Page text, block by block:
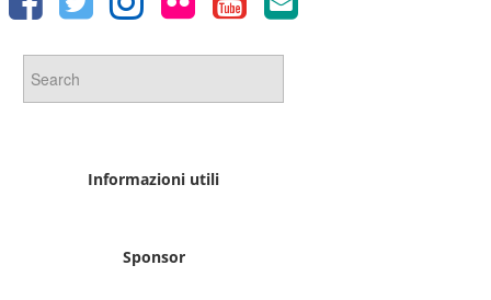
Informazioni utili
Sponsor